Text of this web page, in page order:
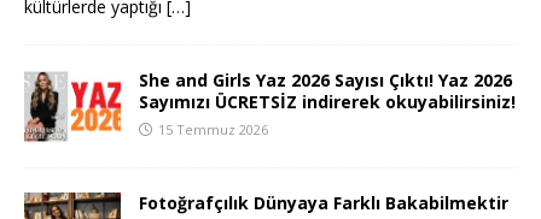
kültürlerde yaptığı […]
She and Girls Yaz 2026 Sayısı Çıktı! Yaz 2026
Sayımızı ÜCRETSİZ indirerek okuyabilirsiniz!
15 Temmuz 2026
Fotoğrafçılık Dünyaya Farklı Bakabilmektir